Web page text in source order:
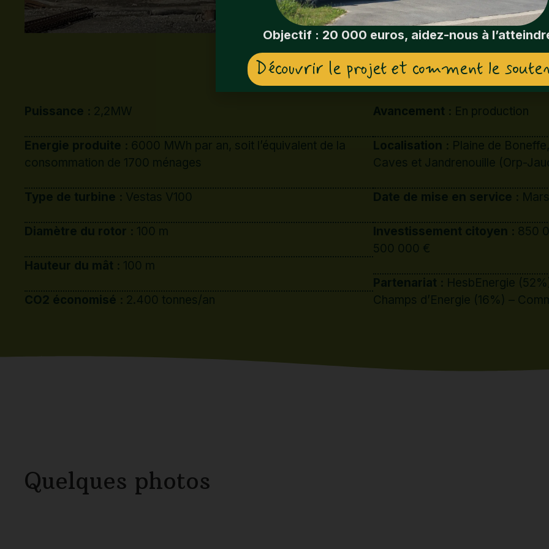
Puissance :2,2MW
6000 MWh par an, soit l’équivalent de la
Type de turbine :Vestas V100
Diamètre du rotor :100 m
Avancement :En production
Localisation : Plaine de
Caves et Jandrenouille (Orp-
Date de mise en service :
Investissement citoyen :850
500 000 €
Partenariat :HesbEnergie
Objectif : 20 000 euros, aidez-nous à
Découvrir le projet et comment le